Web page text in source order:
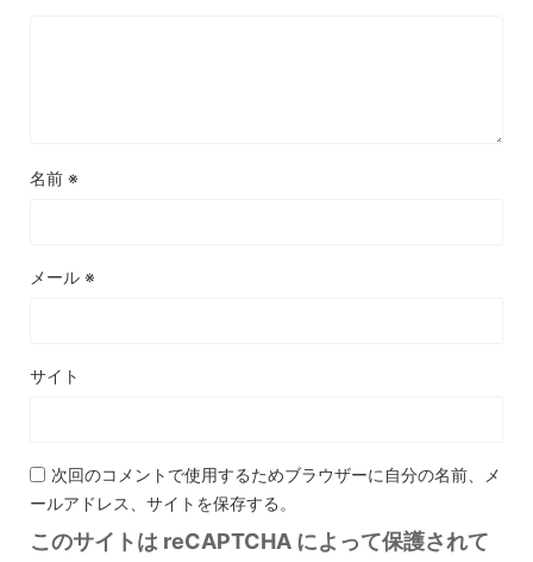
名前 ※
メール ※
サイト
次回のコメントで使用するためブラウザーに自分の名前、メ
ールアドレス、サイトを保存する。
このサイトは reCAPTCHA によって保護されて